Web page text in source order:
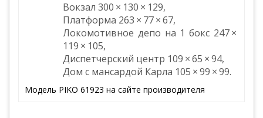
Вокзал 300 × 130 × 129,
Платформа 263 × 77 × 67,
Локомотивное депо на 1 бокс 247 ×
119 × 105,
Диспетчерский центр 109 × 65 × 94,
Дом с мансардой Карла 105 × 99 × 99.
Модель PIKO 61923 на сайте производителя